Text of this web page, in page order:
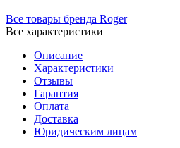
Все товары бренда Roger
Все характеристики
Описание
Характеристики
Отзывы
Гарантия
Оплата
Доставка
Юридическим лицам